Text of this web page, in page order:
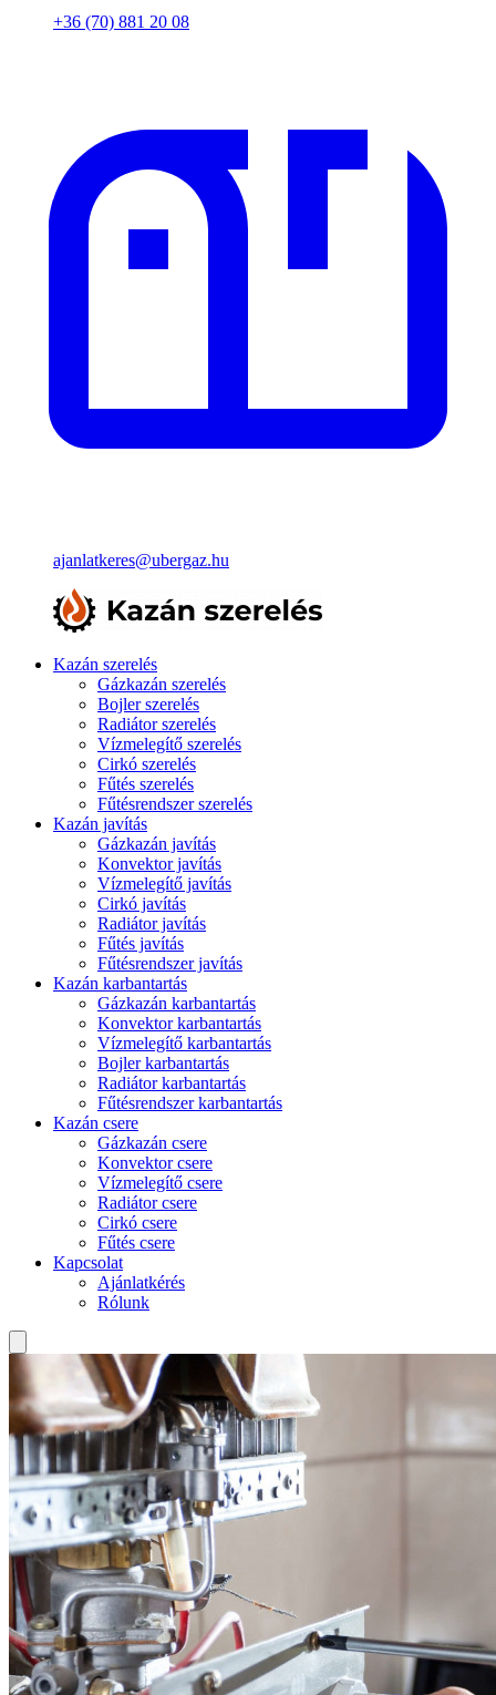
+36 (70) 881 20 08
ajanlatkeres@ubergaz.hu
Kazán szerelés
Gázkazán szerelés
Bojler szerelés
Radiátor szerelés
Vízmelegítő szerelés
Cirkó szerelés
Fűtés szerelés
Fűtésrendszer szerelés
Kazán javítás
Gázkazán javítás
Konvektor javítás
Vízmelegítő javítás
Cirkó javítás
Radiátor javítás
Fűtés javítás
Fűtésrendszer javítás
Kazán karbantartás
Gázkazán karbantartás
Konvektor karbantartás
Vízmelegítő karbantartás
Bojler karbantartás
Radiátor karbantartás
Fűtésrendszer karbantartás
Kazán csere
Gázkazán csere
Konvektor csere
Vízmelegítő csere
Radiátor csere
Cirkó csere
Fűtés csere
Kapcsolat
Ajánlatkérés
Rólunk